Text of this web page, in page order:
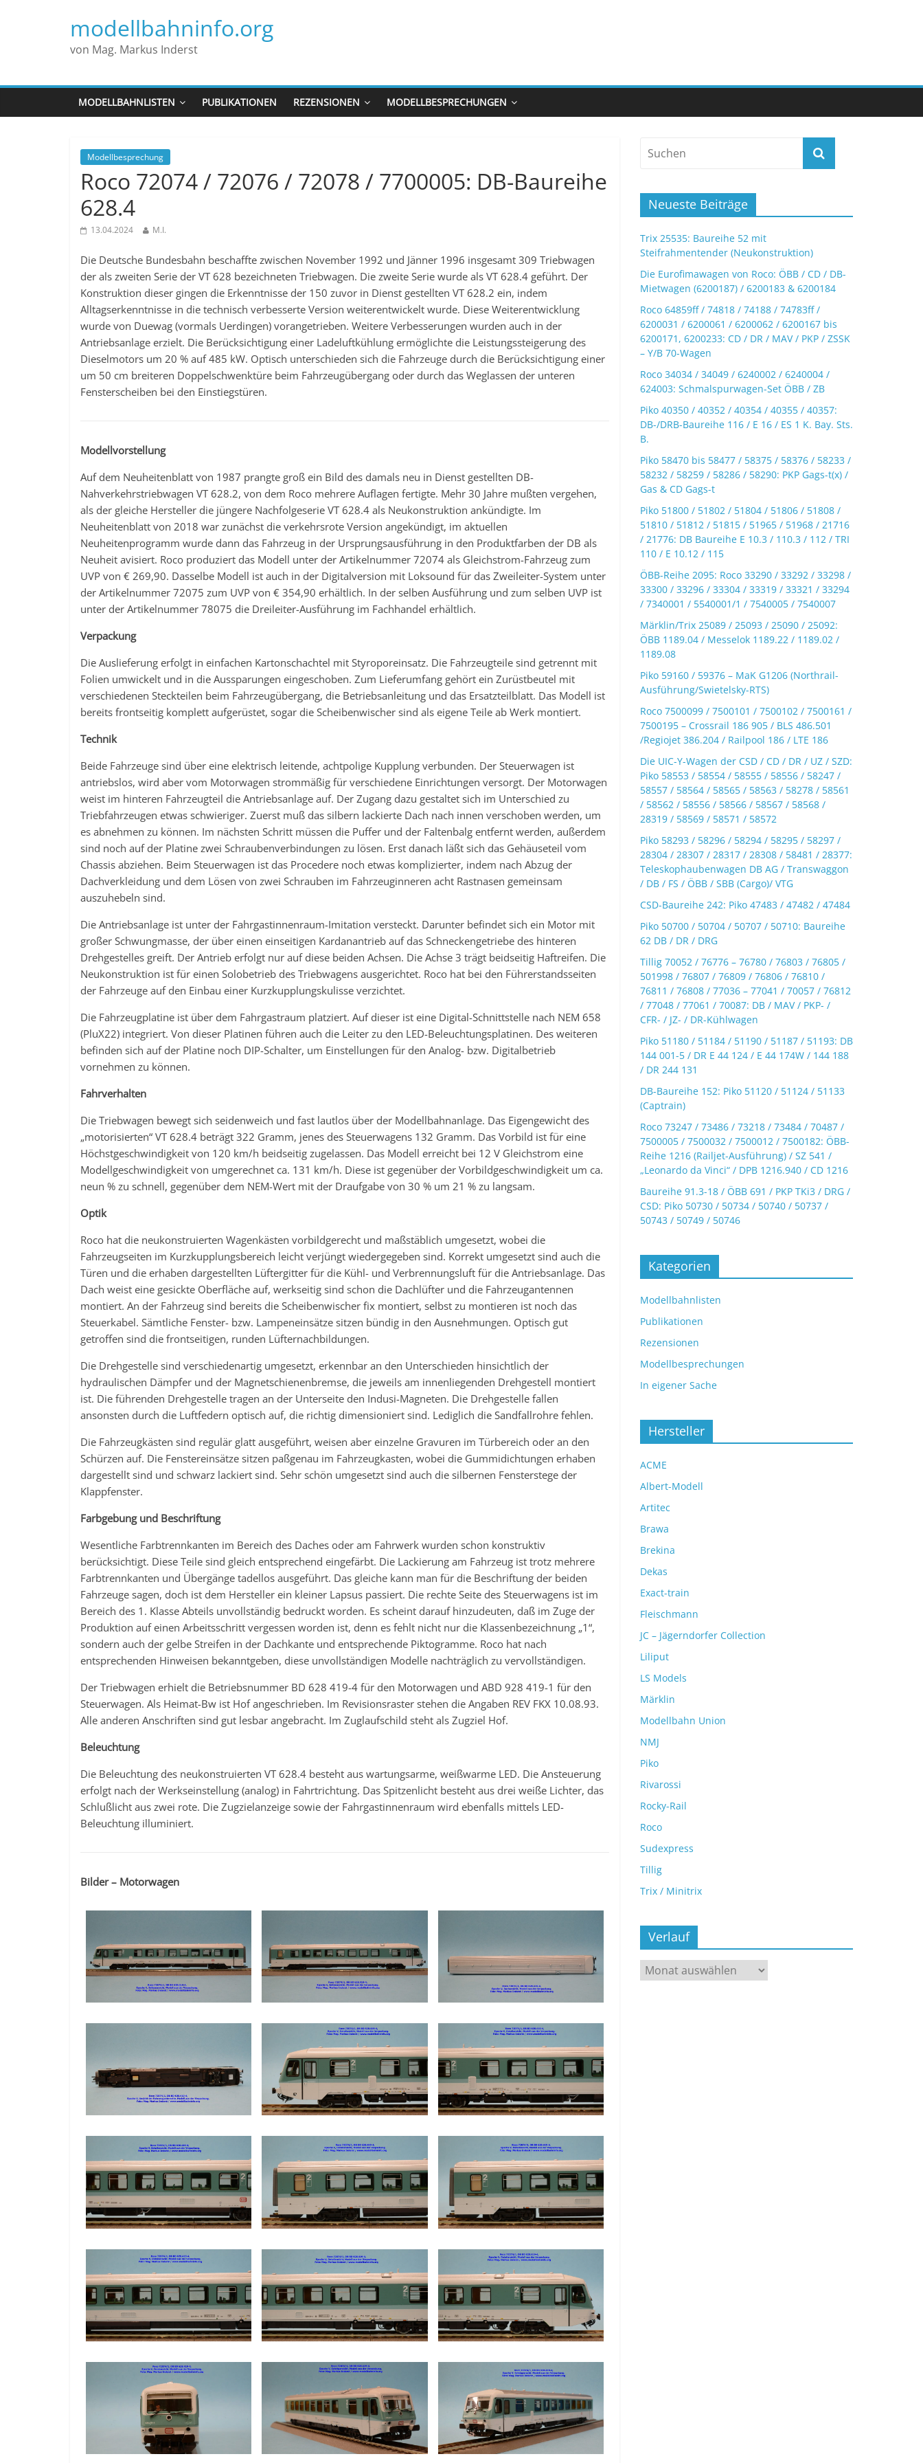
modellbahninfo.org
von Mag. Markus Inderst
MODELLBAHNLISTEN PUBLIKATIONEN REZENSIONEN MODELLBESPRECHUNGEN
Modellbesprechung
Roco 72074 / 72076 / 72078 / 7700005: DB-Baureihe
628.4
13.04.2024 M.I.
Die Deutsche Bundesbahn beschaffte zwischen November 1992 und Jänner 1996 insgesamt 309 Triebwagen
der als zweiten Serie der VT 628 bezeichneten Triebwagen. Die zweite Serie wurde als VT 628.4 geführt. Der
Konstruktion dieser gingen die Erkenntnisse der 150 zuvor in Dienst gestellten VT 628.2 ein, indem
Alltagserkenntnisse in die technisch verbesserte Version weiterentwickelt wurde. Diese Weiterentwicklung
wurde von Duewag (vormals Uerdingen) vorangetrieben. Weitere Verbesserungen wurden auch in der
Antriebsanlage erzielt. Die Berücksichtigung einer Ladeluftkühlung ermöglichte die Leistungssteigerung des
Dieselmotors um 20 % auf 485 kW. Optisch unterschieden sich die Fahrzeuge durch die Berücksichtigung einer
um 50 cm breiteren Doppelschwenktüre beim Fahrzeugübergang oder durch das Weglassen der unteren
Fensterscheiben bei den Einstiegstüren.
Modellvorstellung
Auf dem Neuheitenblatt von 1987 prangte groß ein Bild des damals neu in Dienst gestellten DB-
Nahverkehrstriebwagen VT 628.2, von dem Roco mehrere Auflagen fertigte. Mehr 30 Jahre mußten vergehen,
als der gleiche Hersteller die jüngere Nachfolgeserie VT 628.4 als Neukonstruktion ankündigte. Im
Neuheitenblatt von 2018 war zunächst die verkehrsrote Version angekündigt, im aktuellen
Neuheitenprogramm wurde dann das Fahrzeug in der Ursprungsausführung in den Produktfarben der DB als
Neuheit avisiert. Roco produziert das Modell unter der Artikelnummer 72074 als Gleichstrom-Fahrzeug zum
UVP von € 269,90. Dasselbe Modell ist auch in der Digitalversion mit Loksound für das Zweileiter-System unter
der Artikelnummer 72075 zum UVP von € 354,90 erhältlich. In der selben Ausführung und zum selben UVP ist
unter der Artikelnummer 78075 die Dreileiter-Ausführung im Fachhandel erhältlich.
Verpackung
Die Auslieferung erfolgt in einfachen Kartonschachtel mit Styroporeinsatz. Die Fahrzeugteile sind getrennt mit
Folien umwickelt und in die Aussparungen eingeschoben. Zum Lieferumfang gehört ein Zurüstbeutel mit
verschiedenen Steckteilen beim Fahrzeugübergang, die Betriebsanleitung und das Ersatzteilblatt. Das Modell ist
bereits frontseitig komplett aufgerüstet, sogar die Scheibenwischer sind als eigene Teile ab Werk montiert.
Technik
Beide Fahrzeuge sind über eine elektrisch leitende, achtpolige Kupplung verbunden. Der Steuerwagen ist
antriebslos, wird aber vom Motorwagen strommäßig für verschiedene Einrichtungen versorgt. Der Motorwagen
weist im hinteren Fahrzeugteil die Antriebsanlage auf. Der Zugang dazu gestaltet sich im Unterschied zu
Triebfahrzeugen etwas schwieriger. Zuerst muß das silbern lackierte Dach nach innen verschoben werden, um
es abnehmen zu können. Im nächsten Schritt müssen die Puffer und der Faltenbalg entfernt werden, außerdem
sind noch auf der Platine zwei Schraubenverbindungen zu lösen. Erst danach läßt sich das Gehäuseteil vom
Chassis abziehen. Beim Steuerwagen ist das Procedere noch etwas komplizierter, indem nach Abzug der
Dachverkleidung und dem Lösen von zwei Schrauben im Fahrzeuginneren acht Rastnasen gemeinsam
auszuhebeln sind.
Die Antriebsanlage ist unter der Fahrgastinnenraum-Imitation versteckt. Darunter befindet sich ein Motor mit
großer Schwungmasse, der über einen einseitigen Kardanantrieb auf das Schneckengetriebe des hinteren
Drehgestelles greift. Der Antrieb erfolgt nur auf diese beiden Achsen. Die Achse 3 trägt beidseitig Haftreifen. Die
Neukonstruktion ist für einen Solobetrieb des Triebwagens ausgerichtet. Roco hat bei den Führerstandsseiten
der Fahrzeuge auf den Einbau einer Kurzkupplungskulisse verzichtet.
Die Fahrzeugplatine ist über dem Fahrgastraum platziert. Auf dieser ist eine Digital-Schnittstelle nach NEM 658
(PluX22) integriert. Von dieser Platinen führen auch die Leiter zu den LED-Beleuchtungsplatinen. Des weiteren
befinden sich auf der Platine noch DIP-Schalter, um Einstellungen für den Analog- bzw. Digitalbetrieb
vornehmen zu können.
Fahrverhalten
Die Triebwagen bewegt sich seidenweich und fast lautlos über der Modellbahnanlage. Das Eigengewicht des
„motorisierten“ VT 628.4 beträgt 322 Gramm, jenes des Steuerwagens 132 Gramm. Das Vorbild ist für eine
Höchstgeschwindigkeit von 120 km/h beidseitig zugelassen. Das Modell erreicht bei 12 V Gleichstrom eine
Modellgeschwindigkeit von umgerechnet ca. 131 km/h. Diese ist gegenüber der Vorbildgeschwindigkeit um ca.
neun % zu schnell, gegenüber dem NEM-Wert mit der Draufgabe von 30 % um 21 % zu langsam.
Optik
Roco hat die neukonstruierten Wagenkästen vorbildgerecht und maßstäblich umgesetzt, wobei die
Fahrzeugseiten im Kurzkupplungsbereich leicht verjüngt wiedergegeben sind. Korrekt umgesetzt sind auch die
Türen und die erhaben dargestellten Lüftergitter für die Kühl- und Verbrennungsluft für die Antriebsanlage. Das
Dach weist eine gesickte Oberfläche auf, werkseitig sind schon die Dachlüfter und die Fahrzeugantennen
montiert. An der Fahrzeug sind bereits die Scheibenwischer fix montiert, selbst zu montieren ist noch das
Steuerkabel. Sämtliche Fenster- bzw. Lampeneinsätze sitzen bündig in den Ausnehmungen. Optisch gut
getroffen sind die frontseitigen, runden Lüfternachbildungen.
Die Drehgestelle sind verschiedenartig umgesetzt, erkennbar an den Unterschieden hinsichtlich der
hydraulischen Dämpfer und der Magnetschienenbremse, die jeweils am innenliegenden Drehgestell montiert
ist. Die führenden Drehgestelle tragen an der Unterseite den Indusi-Magneten. Die Drehgestelle fallen
ansonsten durch die Luftfedern optisch auf, die richtig dimensioniert sind. Lediglich die Sandfallrohre fehlen.
Die Fahrzeugkästen sind regulär glatt ausgeführt, weisen aber einzelne Gravuren im Türbereich oder an den
Schürzen auf. Die Fenstereinsätze sitzen paßgenau im Fahrzeugkasten, wobei die Gummidichtungen erhaben
dargestellt sind und schwarz lackiert sind. Sehr schön umgesetzt sind auch die silbernen Fensterstege der
Klappfenster.
Farbgebung und Beschriftung
Wesentliche Farbtrennkanten im Bereich des Daches oder am Fahrwerk wurden schon konstruktiv
berücksichtigt. Diese Teile sind gleich entsprechend eingefärbt. Die Lackierung am Fahrzeug ist trotz mehrere
Farbtrennkanten und Übergänge tadellos ausgeführt. Das gleiche kann man für die Beschriftung der beiden
Fahrzeuge sagen, doch ist dem Hersteller ein kleiner Lapsus passiert. Die rechte Seite des Steuerwagens ist im
Bereich des 1. Klasse Abteils unvollständig bedruckt worden. Es scheint darauf hinzudeuten, daß im Zuge der
Produktion auf einen Arbeitsschritt vergessen worden ist, denn es fehlt nicht nur die Klassenbezeichnung „1“,
sondern auch der gelbe Streifen in der Dachkante und entsprechende Piktogramme. Roco hat nach
entsprechenden Hinweisen bekanntgeben, diese unvollständigen Modelle nachträglich zu vervollständigen.
Der Triebwagen erhielt die Betriebsnummer BD 628 419-4 für den Motorwagen und ABD 928 419-1 für den
Steuerwagen. Als Heimat-Bw ist Hof angeschrieben. Im Revisionsraster stehen die Angaben REV FKX 10.08.93.
Alle anderen Anschriften sind gut lesbar angebracht. Im Zuglaufschild steht als Zugziel Hof.
Beleuchtung
Die Beleuchtung des neukonstruierten VT 628.4 besteht aus wartungsarme, weißwarme LED. Die Ansteuerung
erfolgt nach der Werkseinstellung (analog) in Fahrtrichtung. Das Spitzenlicht besteht aus drei weiße Lichter, das
Schlußlicht aus zwei rote. Die Zugzielanzeige sowie der Fahrgastinnenraum wird ebenfalls mittels LED-
Beleuchtung illuminiert.
Bilder – Motorwagen
Neueste Beiträge
Trix 25535: Baureihe 52 mit
Steifrahmentender (Neukonstruktion)
Die Eurofimawagen von Roco: ÖBB / CD / DB-
Mietwagen (6200187) / 6200183 & 6200184
Roco 64859ff / 74818 / 74188 / 74783ff /
6200031 / 6200061 / 6200062 / 6200167 bis
6200171, 6200233: CD / DR / MAV / PKP / ZSSK
– Y/B 70-Wagen
Roco 34034 / 34049 / 6240002 / 6240004 /
624003: Schmalspurwagen-Set ÖBB / ZB
Piko 40350 / 40352 / 40354 / 40355 / 40357:
DB-/DRB-Baureihe 116 / E 16 / ES 1 K. Bay. Sts.
B.
Piko 58470 bis 58477 / 58375 / 58376 / 58233 /
58232 / 58259 / 58286 / 58290: PKP Gags-t(x) /
Gas & CD Gags-t
Piko 51800 / 51802 / 51804 / 51806 / 51808 /
51810 / 51812 / 51815 / 51965 / 51968 / 21716
/ 21776: DB Baureihe E 10.3 / 110.3 / 112 / TRI
110 / E 10.12 / 115
ÖBB-Reihe 2095: Roco 33290 / 33292 / 33298 /
33300 / 33296 / 33304 / 33319 / 33321 / 33294
/ 7340001 / 5540001/1 / 7540005 / 7540007
Märklin/Trix 25089 / 25093 / 25090 / 25092:
ÖBB 1189.04 / Messelok 1189.22 / 1189.02 /
1189.08
Piko 59160 / 59376 – MaK G1206 (Northrail-
Ausführung/Swietelsky-RTS)
Roco 7500099 / 7500101 / 7500102 / 7500161 /
7500195 – Crossrail 186 905 / BLS 486.501
/Regiojet 386.204 / Railpool 186 / LTE 186
Die UIC-Y-Wagen der CSD / CD / DR / UZ / SZD:
Piko 58553 / 58554 / 58555 / 58556 / 58247 /
58557 / 58564 / 58565 / 58563 / 58278 / 58561
/ 58562 / 58556 / 58566 / 58567 / 58568 /
28319 / 58569 / 58571 / 58572
Piko 58293 / 58296 / 58294 / 58295 / 58297 /
28304 / 28307 / 28317 / 28308 / 58481 / 28377:
Teleskophaubenwagen DB AG / Transwaggon
/ DB / FS / ÖBB / SBB (Cargo)/ VTG
CSD-Baureihe 242: Piko 47483 / 47482 / 47484
Piko 50700 / 50704 / 50707 / 50710: Baureihe
62 DB / DR / DRG
Tillig 70052 / 76776 – 76780 / 76803 / 76805 /
501998 / 76807 / 76809 / 76806 / 76810 /
76811 / 76808 / 77036 – 77041 / 70057 / 76812
/ 77048 / 77061 / 70087: DB / MAV / PKP- /
CFR- / JZ- / DR-Kühlwagen
Piko 51180 / 51184 / 51190 / 51187 / 51193: DB
144 001-5 / DR E 44 124 / E 44 174W / 144 188
/ DR 244 131
DB-Baureihe 152: Piko 51120 / 51124 / 51133
(Captrain)
Roco 73247 / 73486 / 73218 / 73484 / 70487 /
7500005 / 7500032 / 7500012 / 7500182: ÖBB-
Reihe 1216 (Railjet-Ausführung) / SZ 541 /
„Leonardo da Vinci“ / DPB 1216.940 / CD 1216
Baureihe 91.3-18 / ÖBB 691 / PKP TKi3 / DRG /
CSD: Piko 50730 / 50734 / 50740 / 50737 /
50743 / 50749 / 50746
Kategorien
Modellbahnlisten
Publikationen
Rezensionen
Modellbesprechungen
In eigener Sache
Hersteller
ACME
Albert-Modell
Artitec
Brawa
Brekina
Dekas
Exact-train
Fleischmann
JC – Jägerndorfer Collection
Liliput
LS Models
Märklin
Modellbahn Union
NMJ
Piko
Rivarossi
Rocky-Rail
Roco
Sudexpress
Tillig
Trix / Minitrix
Verlauf